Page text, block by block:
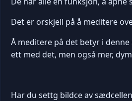
Det er orskjell på å meditere
Å meditere på det betyr i
ett med det, men også mer,
Har du settg bildce av